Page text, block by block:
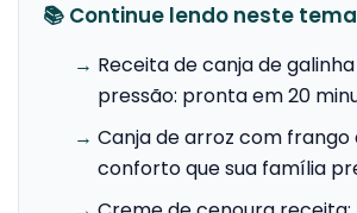
📚 Continue lendo neste tema
→ Receita de canja de
pressão: pronta em 20
→ Canja de arroz com frango
conforto que sua família